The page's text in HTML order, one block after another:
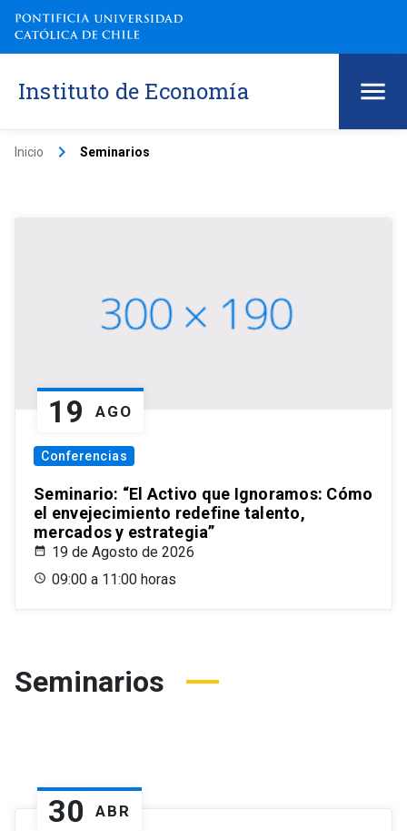
Instituto de Economía
Inicio keyboard_arrow_right Seminarios
19 AGO
Conferencias
Seminario: “El Activo que Ignoramos: Cómo
el envejecimiento redefine talento,
mercados y estrategia”
19 de Agosto de 2026
09:00 a 11:00 horas
Seminarios
30 ABR